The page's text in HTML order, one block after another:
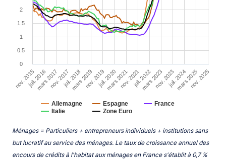
Allemagne Espagne
France
Italie
Zone Euro
nov. 2015juil. 2016
mars 2017nov. 2017juil. 2018
mars 2019nov. 2019juil. 2020
mars 2021nov. 2021juil. 2022
mars 2023nov. 2023juil. 2024
mars 2025nov. 2025
0
0.5
1
1.5
2
End of interactive chart.
Ménages = Particuliers + entrepreneurs individuels + institutions sans
but lucratif au service des ménages. Le taux de croissance annuel des
encours de crédits à l'habitat aux ménages en France s'établit à 0,7 %